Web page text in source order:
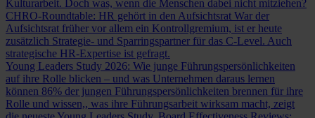
Kulturarbeit. Doch was, wenn die Menschen dabei nicht mitziehen?
CHRO-Roundtable: HR gehört in den Aufsichtsrat War der
Aufsichtsrat früher vor allem ein Kontrollgremium, ist er heute
zusätzlich Strategie- und Sparringspartner für das C-Level. Auch
strategische HR-Expertise ist gefragt.
Young Leaders Study 2026: Wie junge Führungspersönlichkeiten
auf ihre Rolle blicken – und was Unternehmen daraus lernen
können 86% der jungen Führungspersönlichkeiten brennen für ihre
Rolle und wissen,, was ihre Führungsarbeit wirksam macht, zeigt